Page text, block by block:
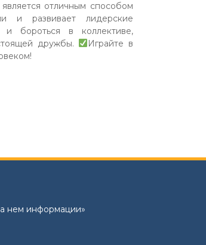
отличным способом
и развивает лидерские
и бороться в коллективе,
дружбы.
Играйте в
нем информации»